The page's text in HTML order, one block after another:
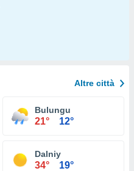
Altre città
Bulungu
21° 12°
Dalniy
34° 19°